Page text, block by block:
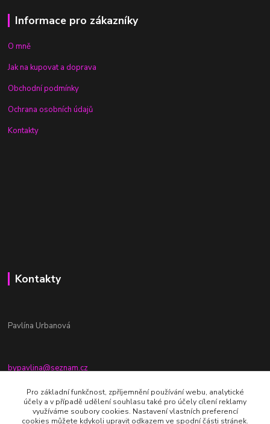
Informace pro zákazníky
O mně
Jak na kupovat a doprava
Obchodní podmínky
Ochrana osobních údajů
Kontakty
Kontakty
Pavlína Urbanová
bypavlina@seznam.cz
+420774917196
Fb stránka - By pavlina
Pro základní funkčnost, zpříjemnění používání webu, analytické
účely a v případě udělení souhlasu také pro účely cílení reklamy
využíváme soubory cookies. Nastavení vlastních preferencí
cookies můžete kdykoli upravit odkazem ve spodní části stránek.